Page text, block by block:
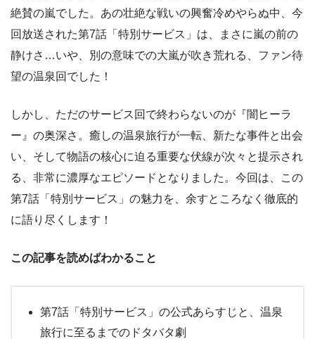
絶賛の嵐でした。あの壮絶な戦いの興奮冷めやらぬ中、今
回放送された第7話「特別サービス」は、まさに嵐の前の
静けさ…いや、別の意味での大嵐が吹き荒れる、ファン待
望の温泉回でした！
しかし、ただのサービス回で終わらないのが『闇ヒーラ
ー』の奥深さ。癒しの温泉旅行が一転、新たな事件と出会
い、そして物語の核心に迫る重要な伏線が次々と提示され
る、非常に濃厚なエピソードとなりました。今回は、この
第7話「特別サービス」の魅力を、余すところなく徹底的
に語り尽くします！
この記事を読めばわかること
第7話「特別サービス」の公式あらすじと、温泉
旅行に至るまでのドタバタ劇